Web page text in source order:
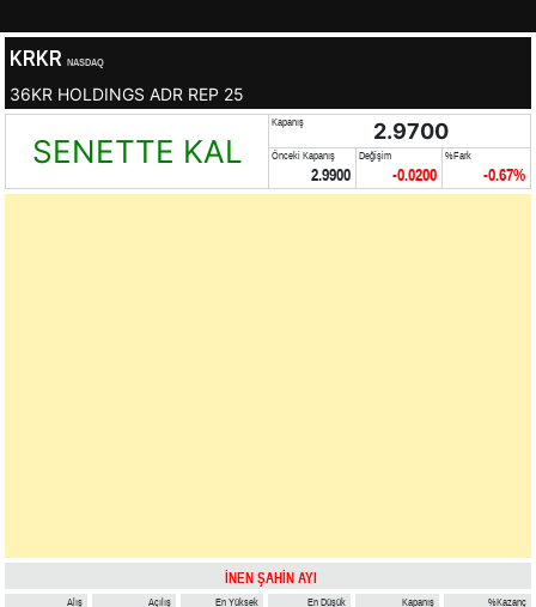
KRKR NASDAQ
36KR HOLDINGS ADR REP 25
SENETTE KAL
Kapanış 2.9700
Önceki Kapanış
2.9900
Değişim
-0.0200
%Fark
-0.67%
İNEN ŞAHİN AYI
Alış Açılış En Yüksek En Düşük Kapanış %Kazanç